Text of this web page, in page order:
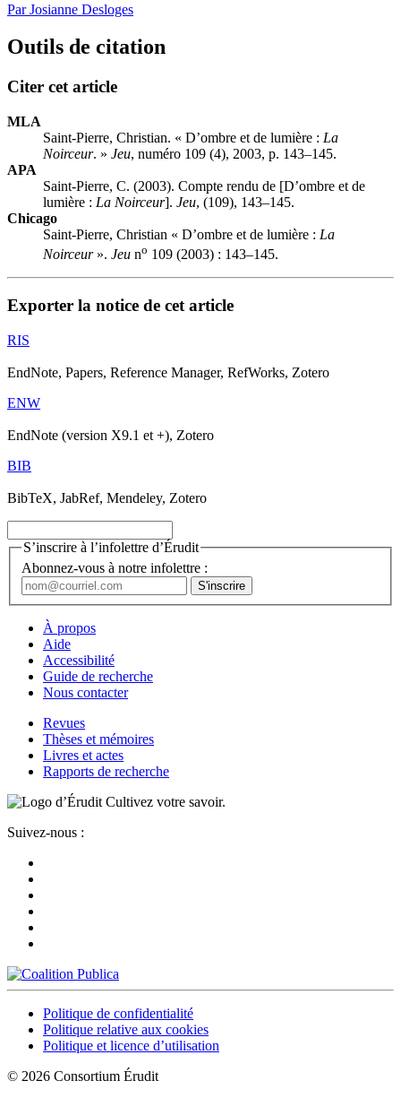
Par Josianne Desloges
Outils de citation
Citer cet article
MLA
Saint-Pierre, Christian. « D’ombre et de lumière : La
Noirceur. » Jeu, numéro 109 (4), 2003, p. 143–145.
APA
Saint-Pierre, C. (2003). Compte rendu de [D’ombre et de
lumière : La Noirceur]. Jeu, (109), 143–145.
Chicago
Saint-Pierre, Christian « D’ombre et de lumière : La
Noirceur». Jeu no 109 (2003) : 143–145.
Exporter la notice de cet article
RIS
EndNote, Papers, Reference Manager, RefWorks, Zotero
ENW
EndNote (version X9.1 et +), Zotero
BIB
BibTeX, JabRef, Mendeley, Zotero
S’inscrire à l’infolettre d’Érudit
Abonnez-vous à notre infolettre :
À propos
Aide
Accessibilité
Guide de recherche
Nous contacter
Revues
Thèses et mémoires
Livres et actes
Rapports de recherche
Cultivez votre savoir.
Suivez-nous :
Politique de confidentialité
Politique relative aux cookies
Politique et licence d’utilisation
© 2026 Consortium Érudit